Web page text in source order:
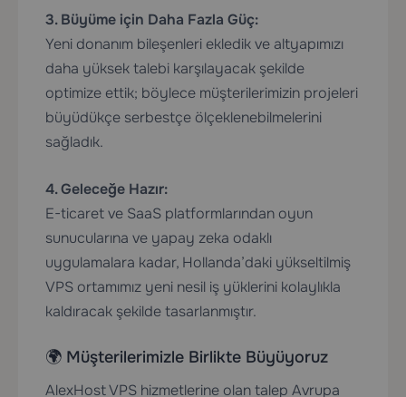
3. Büyüme için Daha Fazla Güç:
Yeni donanım bileşenleri ekledik ve altyapımızı
daha yüksek talebi karşılayacak şekilde
optimize ettik; böylece müşterilerimizin projeleri
büyüdükçe serbestçe ölçeklenebilmelerini
sağladık.
4. Geleceğe Hazır:
E-ticaret ve SaaS platformlarından oyun
sunucularına ve yapay zeka odaklı
uygulamalara kadar, Hollanda’daki yükseltilmiş
VPS ortamımız yeni nesil iş yüklerini kolaylıkla
kaldıracak şekilde tasarlanmıştır.
🌍 Müşterilerimizle Birlikte Büyüyoruz
AlexHost VPS hizmetlerine olan talep Avrupa